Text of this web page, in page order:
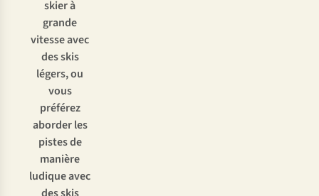
skier à
grande
vitesse avec
des skis
légers, ou
vous
préférez
aborder les
pistes de
manière
ludique avec